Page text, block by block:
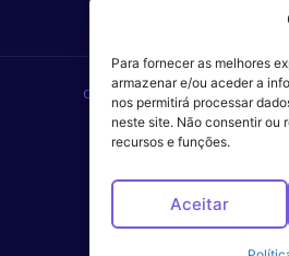
Para fornecer as melhores
armazenar e/ou aceder a
nos permitirá processar
neste site. Não consentir ou
recursos e funções.
Aceitar
Código de Conduta Ética